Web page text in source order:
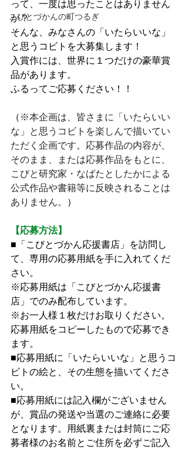
こびとづかんの町つるぎ
って、一度は思ったことはありません
か？
そんな、みなさんの「いたらいいな」
と思うコビトを大募集します！
入賞作には、世界に１つだけの豪華賞
品があります。
ふるってご応募ください！！
（ ※本企画は、皆さまに「いたらいい
な」と思うコビトを楽しんで描いてい
ただく企画です。応募作品の内容が、
そのまま、または応募作品をもとに、
こびと研究家・なばたとしたかによる
公式作品や書籍等に反映されることは
ありません。
）
【応募方法】
■「こびとづかん応援書店」を訪問し
て、専用の応募用紙を手に入れてくだ
さい。
※応募用紙は「こびとづかん応援書
店」でのみ配布しています。
※お一人様１枚だけお取りください。
応募用紙をコピーしたもので応募でき
ます。
■応募用紙に「いたらいいな」と思うコ
ビトの絵と、その生態を描いてくださ
い。
■応募用紙には記入欄がございません
が、賞品の発送や当選のご連絡に必要
となります。用紙裏または封筒にご応
募者様のお名前とご住所を必ずご記入